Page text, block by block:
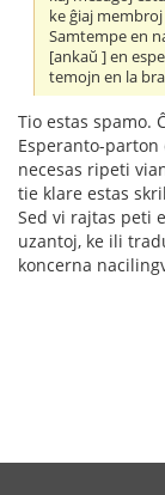
ke ĝiaj
Samtempe en
[ankaŭ ] en
temojn en la
Tio estas spamo.
Esperanto-parton
necesas ripeti
tie klare estas
Sed vi rajtas peti
uzantoj, ke ili
koncerna